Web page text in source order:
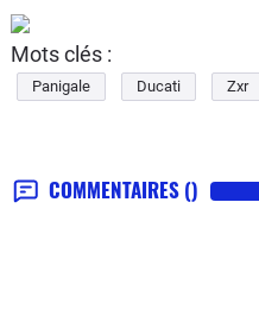
Mots clés :
Panigale Ducati Zxr
COMMENTAIRES ()